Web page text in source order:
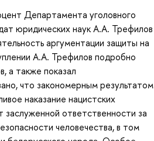
Департамента уголовного
юридических наук А.А. Трефилов
аргументации защиты на
А.А. Трефилов подробно
а также показал
что закономерным результатом
наказание нацистских
ответственности за
человечества, в том